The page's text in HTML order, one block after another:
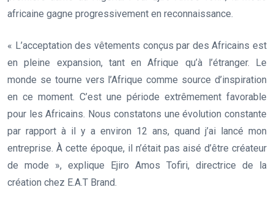
africaine gagne progressivement en reconnaissance.
« L’acceptation des vêtements conçus par des Africains est
en pleine expansion, tant en Afrique qu’à l’étranger. Le
monde se tourne vers l’Afrique comme source d’inspiration
en ce moment. C’est une période extrêmement favorable
pour les Africains. Nous constatons une évolution constante
par rapport à il y a environ 12 ans, quand j’ai lancé mon
entreprise. À cette époque, il n’était pas aisé d’être créateur
de mode », explique Ejiro Amos Tofiri, directrice de la
création chez E.A.T Brand.